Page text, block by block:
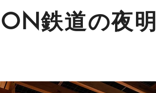
鉄道の夜